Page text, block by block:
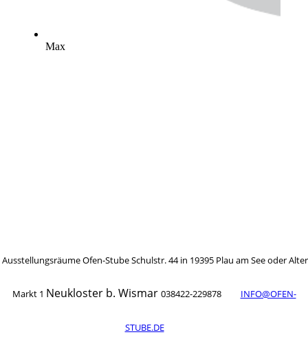
Max
Ausstellungsräume Ofen-Stube Schulstr. 44 in 19395 Plau am See oder Alter
Markt 1 Neukloster b. Wismar 038422-229878 INFO@OFEN-
STUBE.DE